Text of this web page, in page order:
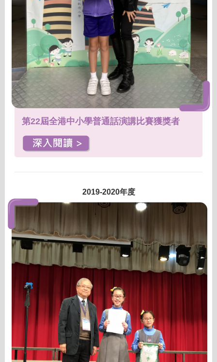
第22屆全港中小學普通話演講比賽獲獎者
2019-2020年度